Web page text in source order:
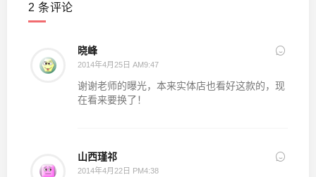
2 条评论
晓峰
2014年4月25日 AM9:47
谢谢老师的曝光，本来实体店也看好这款的，现
在看来要换了！
山西瑾祁
2014年4月22日 PM4:38